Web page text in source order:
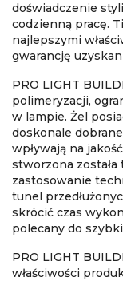
doświadczenie
codzienną pracę.
najlepszymi
gwarancję
PRO LIGHT
polimeryzacji,
w lampie. Żel
doskonale
wpływają na
stworzona
zastosowanie
tunel
skrócić czas
polecany do
PRO LIGHT
właściwości